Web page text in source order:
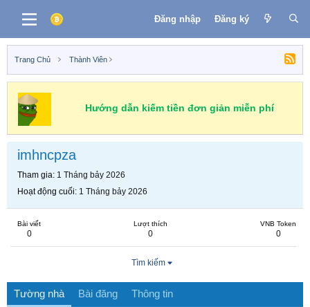
Đăng nhập Đăng ký
Trang Chủ Thành Viên
Hướng dẫn kiếm tiền đơn giản miễn phí
imhncpza
Tham gia 1 Tháng bảy 2026
Hoạt động cuối 1 Tháng bảy 2026
Bài viết
0
Lượt thích
0
VNB Token
0
Tìm kiếm
Tường nhà Bài đăng Thông tin